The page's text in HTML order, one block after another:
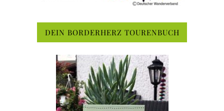
DEIN BORDERHERZ TOURENBUCH